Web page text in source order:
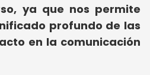
ya que nos permite
profundo de las
en la comunicación